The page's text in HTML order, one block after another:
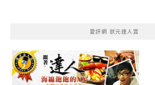
愛評網 狀元達人賞